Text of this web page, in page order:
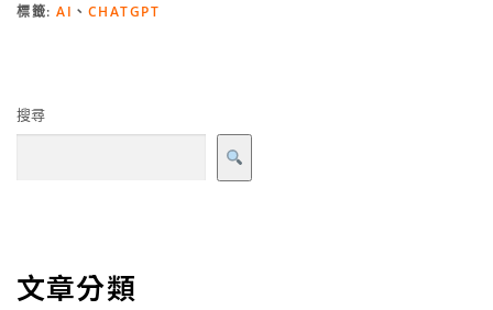
標籤: AI 、 CHATGPT
搜尋
文章分類